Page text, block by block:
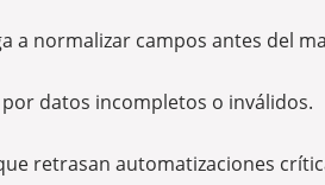
a normalizar campos antes del
datos incompletos o inválidos.
retrasan automatizaciones